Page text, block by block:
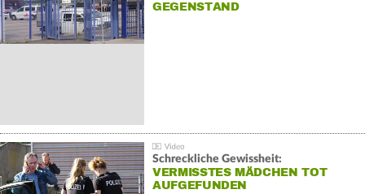
GEGENSTAND
Schreckliche Gewissheit:
VERMISSTES MÄDCHEN TOT
AUFGEFUNDEN